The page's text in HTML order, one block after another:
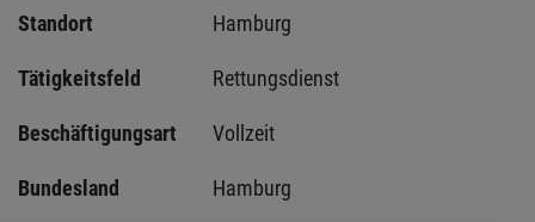
Standort
Hamburg
Tätigkeitsfeld Rettungsdienst
Beschäftigungsart Vollzeit
Bundesland Hamburg